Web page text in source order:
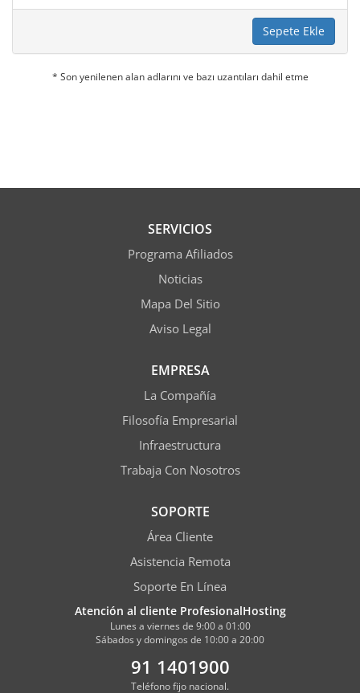
Sepete Ekle
* Son yenilenen alan adlarını ve bazı uzantıları dahil etme
SERVICIOS
Programa Afiliados
Noticias
Mapa Del Sitio
Aviso Legal
EMPRESA
La Compañía
Filosofía Empresarial
Infraestructura
Trabaja Con Nosotros
SOPORTE
Área Cliente
Asistencia Remota
Soporte En Línea
Atención al cliente ProfesionalHosting
Lunes a viernes de 9:00 a 01:00
Sábados y domingos de 10:00 a 20:00
91 1401900
Teléfono fijo nacional.